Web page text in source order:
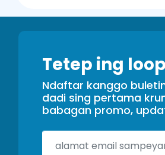
Tetep ing loop
Ndaftar kanggo
dadi sing pertama
babagan promo,